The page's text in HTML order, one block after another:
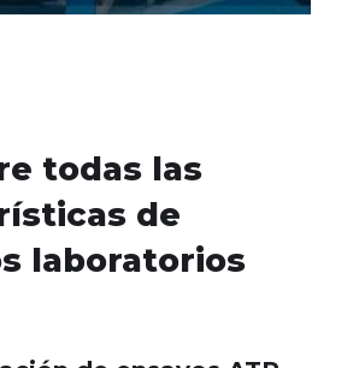
todas las
de
laboratorios